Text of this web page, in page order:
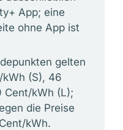
App; eine
ohne App ist
gelten
(S), 46
Cent/kWh (L);
die Preise
kWh.